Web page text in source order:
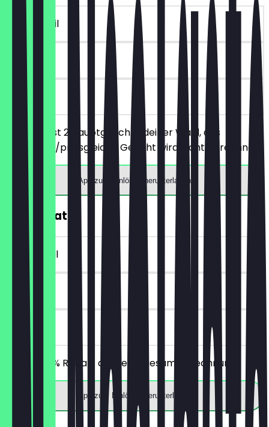
~8 £ Vorteil
90 Tage
vor Ort
Du bestellst 2 Hauptgerichte deiner Wahl, das
günstigere/preisgleiche Gericht wird nicht berechnet.
App zum Einlösen herunterladen
30% Rabatt
~3 £ Vorteil
30 Tage
vor Ort
Erhalte 30% Rabatt auf deine gesamte Rechnung!
App zum Einlösen herunterladen